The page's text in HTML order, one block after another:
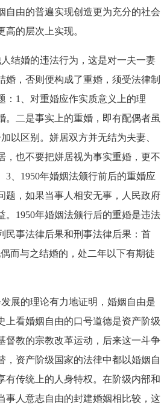
自由的普遍实现创造更为充分的社会
的层次上实现。
结婚的违法行为，这是对一夫一妻
，否则便构成了重婚，须受法律制
：1、对重婚应作实质意义上的理
二是事实上的重婚，即有配偶者虽
以区别。姘居双方并无结为夫妻、
，也不要把姘居视为事实重婚，更不
、1950年婚姻法颁行前后的重婚应
题，如果当事人相安无事，人民政府
1950年婚姻法颁行后的重婚是违法
民事法律后果和刑事法律后果：首
而与之结婚的，处二年以下有期徒
展的理论有力地证明，婚姻自由是
上看婚姻自由的口号道德是资产阶级
督教的宗教改革运动，后来这一斗争
，资产阶级国家的法律中都以婚姻自
有传统上的人身特权。在阶级内部和
事人意志自由的封建婚姻相比较，这